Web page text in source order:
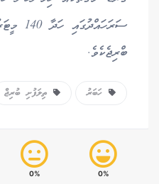
ބްރިޖެކެވެ.
ހަބަރު ތިލަފުށި ބުރިޖް
0%
0%